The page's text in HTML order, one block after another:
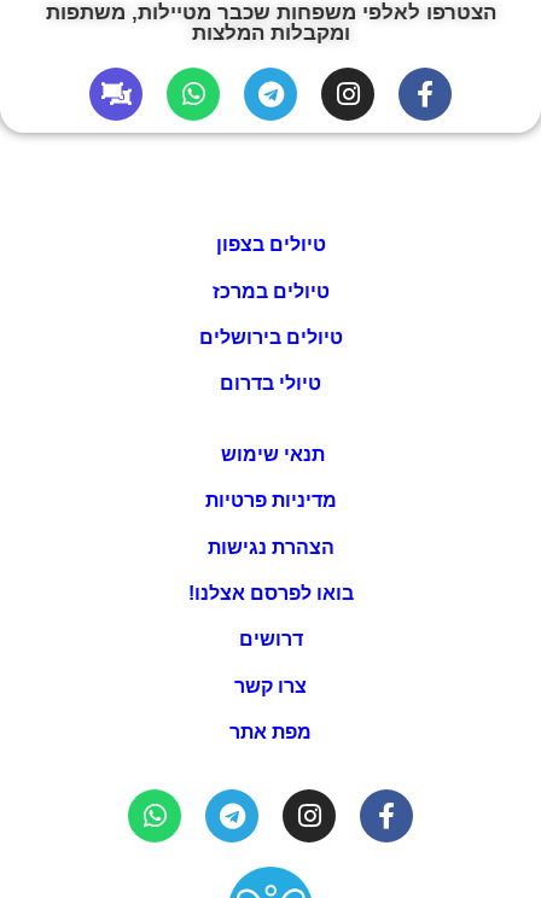
הצטרפו לאלפי משפחות שכבר מטיילות, משתפות
ומקבלות המלצות
טיולים בצפון
טיולים במרכז
טיולים בירושלים
טיולי בדרום
תנאי שימוש
מדיניות פרטיות
הצהרת נגישות
בואו לפרסם אצלנו!
דרושים
צרו קשר
מפת אתר